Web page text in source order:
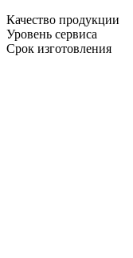
Качество продукции
Уровень сервиса
Срок изготовления